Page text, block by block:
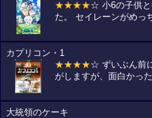
★★★★☆ 小6の子供と
た。 セイレーンがめっ
カプリコン・1
★★★★☆ ずいぶん前
がしますが、面白かっ
大統領のケーキ